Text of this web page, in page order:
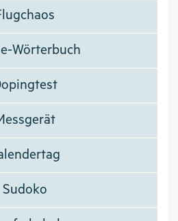
Wörterbuch
Sudoko